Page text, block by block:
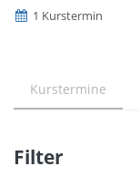
1 Kurstermin
Kurstermine
Filter